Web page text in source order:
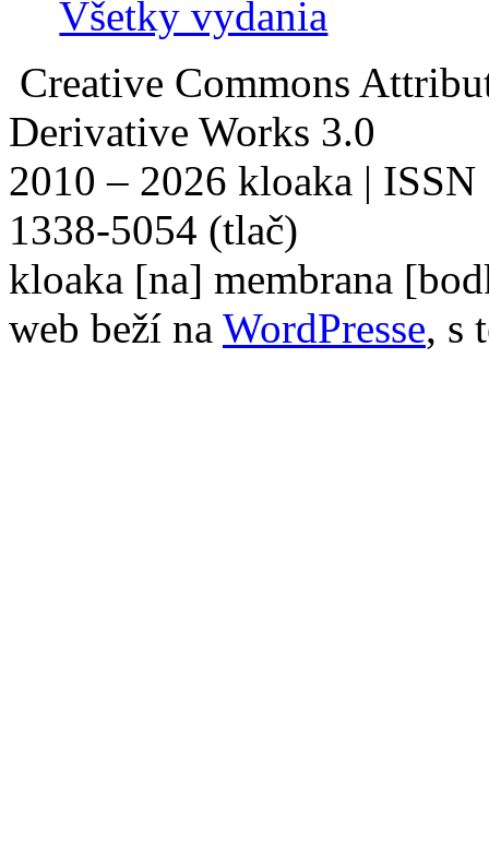
Všetky vydania
Creative Commons
Derivative Works 3.0
2010 – 2026 kloaka |
1338-5054 (tlač)
kloaka [na] membrana
web beží na WordPresse, s